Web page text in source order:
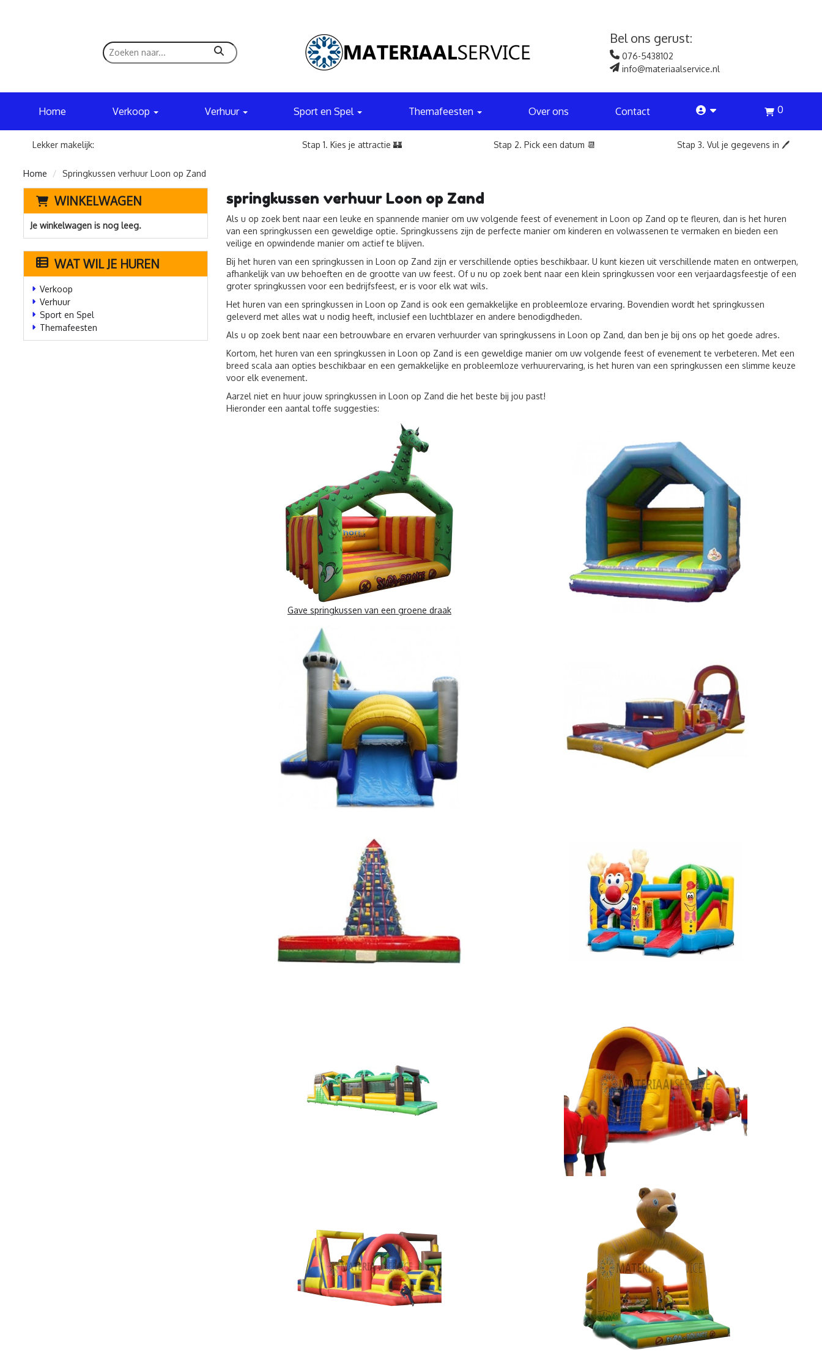
zoeken
Bel ons gerust:
076-5438102
info@materiaalservice.nl
Home Verkoop Verhuur Sport en Spel Themafeesten Over ons Contact account 0
Lekker makelijk: Stap 1. Kies je attractie 🏰 Stap 2. Pick een datum 📆 Stap 3. Vul je gegevens in 🖊️
Home Springkussen verhuur Loon op Zand
WINKELWAGEN
Je winkelwagen is nog leeg.
WAT WIL JE HUREN
Verkoop
Verhuur
Sport en Spel
Themafeesten
springkussen verhuur Loon op Zand
Als u op zoek bent naar een leuke en spannende manier om uw volgende feest of evenement in Loon op Zand op te fleuren, dan is het huren
van een springkussen een geweldige optie. Springkussens zijn de perfecte manier om kinderen en volwassenen te vermaken en bieden een
veilige en opwindende manier om actief te blijven.
Bij het huren van een springkussen in Loon op Zand zijn er verschillende opties beschikbaar. U kunt kiezen uit verschillende maten en ontwerpen,
afhankelijk van uw behoeften en de grootte van uw feest. Of u nu op zoek bent naar een klein springkussen voor een verjaardagsfeestje of een
groter springkussen voor een bedrijfsfeest, er is voor elk wat wils.
Het huren van een springkussen in Loon op Zand is ook een gemakkelijke en probleemloze ervaring. Bovendien wordt het springkussen
geleverd met alles wat u nodig heeft, inclusief een luchtblazer en andere benodigdheden.
Als u op zoek bent naar een betrouwbare en ervaren verhuurder van springkussens in Loon op Zand, dan ben je bij ons op het goede adres.
Kortom, het huren van een springkussen in Loon op Zand is een geweldige manier om uw volgende feest of evenement te verbeteren. Met een
breed scala aan opties beschikbaar en een gemakkelijke en probleemloze verhuurervaring, is het huren van een springkussen een slimme keuze
voor elk evenement.
Aarzel niet en huur jouw springkussen in Loon op Zand die het beste bij jou past!
Hieronder een aantal toffe suggesties:
Gave springkussen van een groene draak